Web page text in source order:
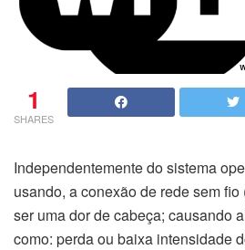
1
SHARES
Independentemente do sistema
usando, a conexão de rede sem
ser uma dor de cabeça; causando
como: perda ou baixa intensidade